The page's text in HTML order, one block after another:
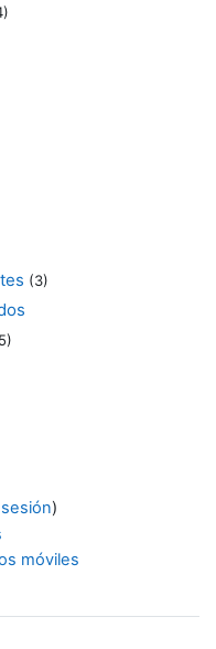
(3)
)
móviles